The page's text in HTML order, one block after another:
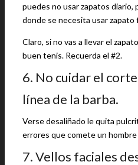
puedes no usar zapatos diario,
donde se necesita usar zapato
Claro, si no vas a llevar el
buen tenis. Recuerda el #2.
6. No cuidar el
línea de la barba.
Verse desaliñado le quita
errores que comete un
7. Vellos faciales